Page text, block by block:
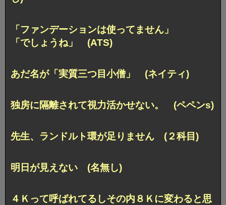
「ファンデーションは使ってません」
「でしょうね」 (ATS)
あだ名が「実質三つ目小僧」 (ネイティ)
独房に隔離されて視力活かせない。 (ペペンs)
先生、ランドルト環が足りません (２科目)
明日が見えない (名無し)
４Ｋって呼ばれてるしその内８Ｋに変わると思